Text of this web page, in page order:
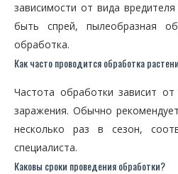
зависимости от вида
быть спрей, пылеобразная
обработка.
Как часто проводится обработка
Частота обработки зависит
заражения. Обычно
несколько раз в сезон,
специалиста.
Каковы сроки проведения обработки?